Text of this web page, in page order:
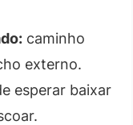
caminho
externo.
esperar baixar